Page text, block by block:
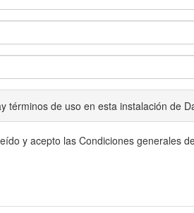
términos de uso en esta instalación de
y acepto las Condiciones generales